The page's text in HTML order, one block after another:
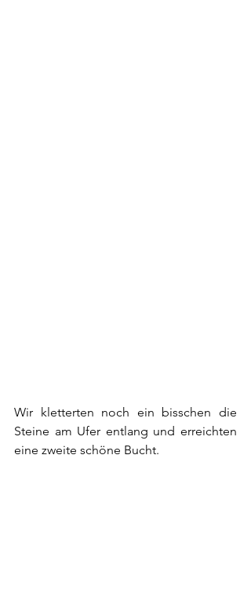
Wir kletterten noch ein bisschen die
Steine am Ufer entlang und erreichten
eine zweite schöne Bucht.